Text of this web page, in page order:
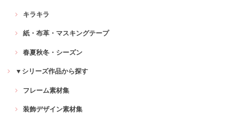
キラキラ
紙・布革・マスキングテープ
春夏秋冬・シーズン
▼シリーズ作品から探す
フレーム素材集
装飾デザイン素材集